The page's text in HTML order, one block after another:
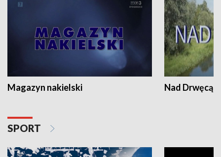
Magazyn nakielski Nad Drwęcą
SPORT